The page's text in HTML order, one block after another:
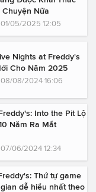
Nữa
01/05/2025 12:05
Nights at Freddy's
Cho Năm 2025
08/08/2024 16:06
Into the Pit Lộ
Năm Ra Mắt
07/06/2024 12:34
Thứ tự game
dễ hiểu nhất theo